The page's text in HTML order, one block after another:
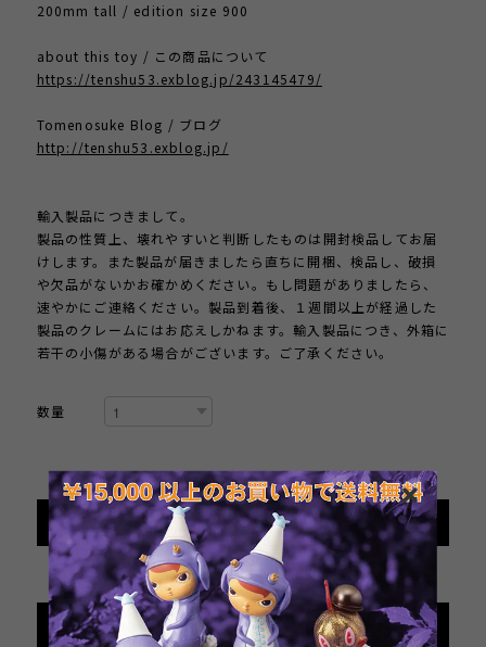
200mm tall / edition size 900
about this toy / この商品について
https://tenshu53.exblog.jp/243145479/
Tomenosuke Blog / ブログ
http://tenshu53.exblog.jp/
輸入製品につきまして。
製品の性質上、壊れやすいと判断したものは開封検品してお届
けします。また製品が届きましたら直ちに開梱、検品し、破損
や欠品がないかお確かめください。もし問題がありましたら、
速やかにご連絡ください。製品到着後、１週間以上が経過した
製品のクレームにはお応えしかねます。輸入製品につき、外箱に
若干の小傷がある場合がございます。ご了承ください。
数量
International shipping available
Add to cart
日本国内にお住まいの方向け